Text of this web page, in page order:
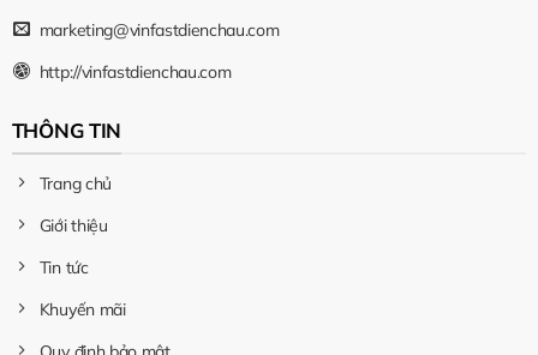
marketing@vinfastdienchau.com
http://vinfastdienchau.com
THÔNG TIN
Trang chủ
Giới thiệu
Tin tức
Khuyến mãi